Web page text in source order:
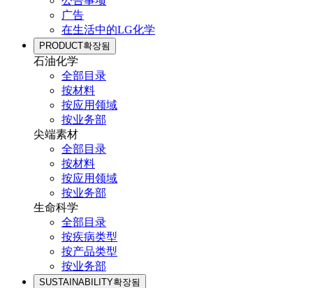
广告
在生活中的LG化学
PRODUCT확장됨
石油化学
全部目录
按材料
按应用领域
按业务部
尖端素材
全部目录
按材料
按应用领域
按业务部
生命科学
全部目录
按疾病类型
按产品类型
按业务部
SUSTAINABILITY확장됨